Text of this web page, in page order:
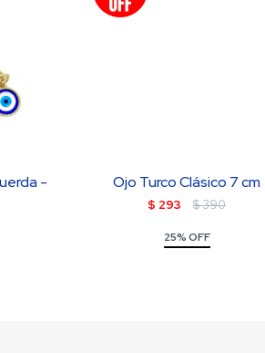
-
Ojo Turco Clásico 7 cm
$ 293 $390
25% OFF